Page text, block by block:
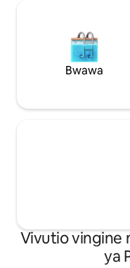
Bwawa
Vivutio vingine
ya